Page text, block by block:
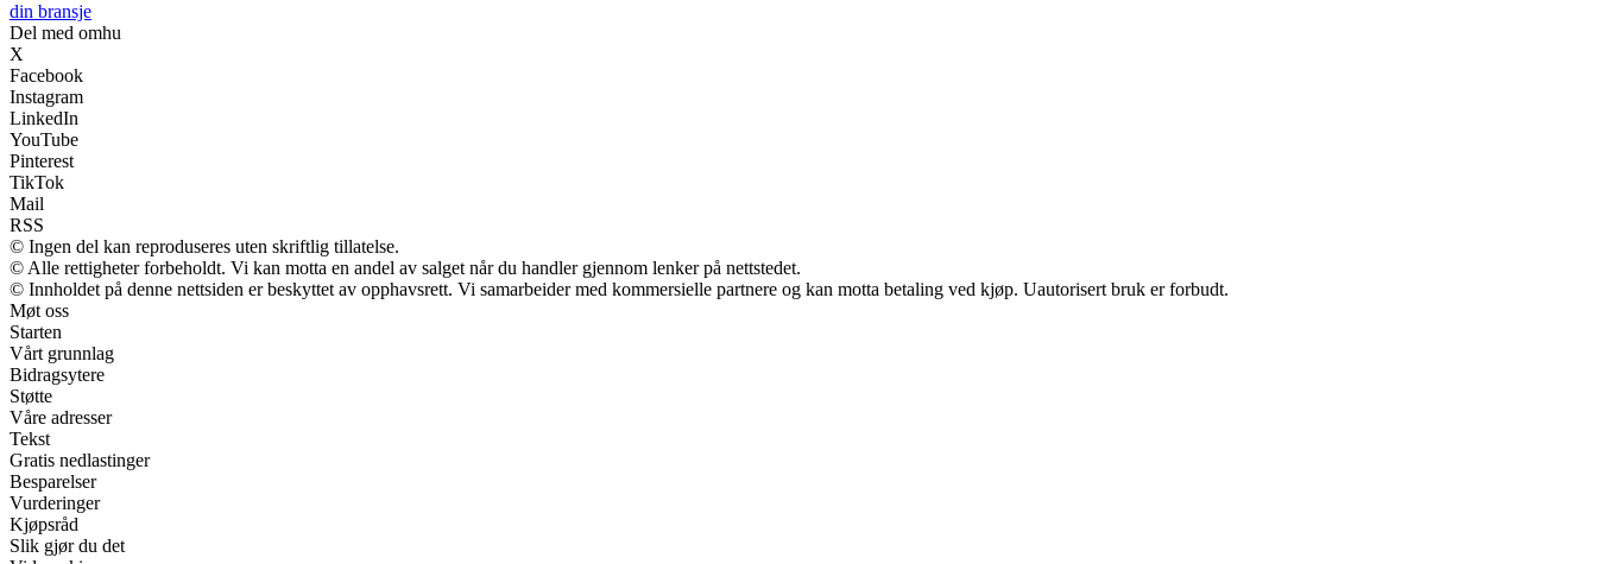
din bransje
Del med omhu
X
Facebook
Instagram
LinkedIn
YouTube
Pinterest
TikTok
Mail
RSS
© Ingen del kan reproduseres uten skriftlig tillatelse.
© Alle rettigheter forbeholdt. Vi kan motta en andel av salget når du handler gjennom lenker på nettstedet.
© Innholdet på denne nettsiden er beskyttet av opphavsrett. Vi samarbeider med kommersielle partnere og kan motta betaling ved kjøp. Uautorisert bruk er forbudt.
Møt oss
Starten
Vårt grunnlag
Bidragsytere
Støtte
Våre adresser
Tekst
Gratis nedlastinger
Besparelser
Vurderinger
Kjøpsråd
Slik gjør du det